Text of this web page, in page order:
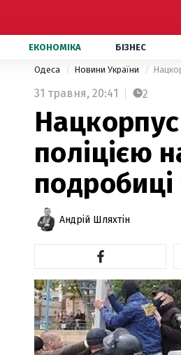
ЕКОНОМІКА БІЗНЕС
Одеса Новини України
31 травня, 20:41 2
поліцією
подробиці
Андрій Шляхтін